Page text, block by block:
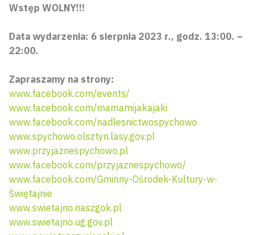
Wstęp WOLNY!!!
Data wydarzenia: 6 sierpnia 2023 r., godz. 13:00. –
22:00.
Zapraszamy na strony:
www.facebook.com/events/
www.facebook.com/mamamijakajaki
www.facebook.com/nadlesnictwospychowo
www.spychowo.olsztyn.lasy.gov.pl
www.przyjaznespychowo.pl
www.facebook.com/przyjaznespychowo/
www.facebook.com/Gminny-Ośrodek-Kultury-w-
Świętajnie
www.swietajno.naszgok.pl
www.swietajno.ug.gov.pl